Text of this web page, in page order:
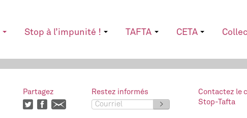
Stop à l’impunité ! TAFTA CETA
Partagez
Restez informés
>
Contactez le
Stop-Tafta